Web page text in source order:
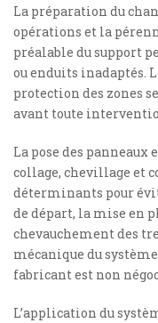
La préparation du
opérations et la
préalable du support
ou enduits inadaptés.
protection des zones
avant toute
La pose des
collage, chevillage et
déterminants pour
de départ, la mise en
chevauchement des
mécanique du
fabricant est non
L’application du